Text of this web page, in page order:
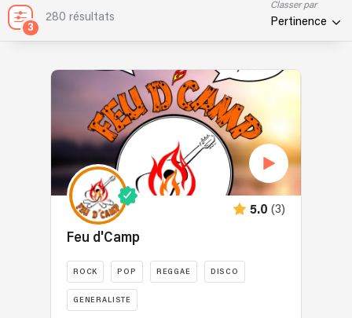
3
280 résultats
Classer par
Pertinence
5.0 (3)
Feu d'Camp
ROCK POP REGGAE DISCO
GENERALISTE